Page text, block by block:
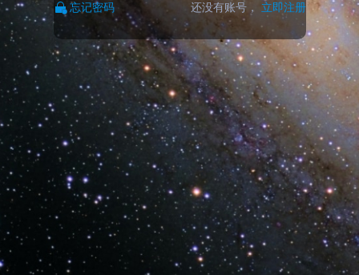
忘记密码 还没有账号， 立即注册